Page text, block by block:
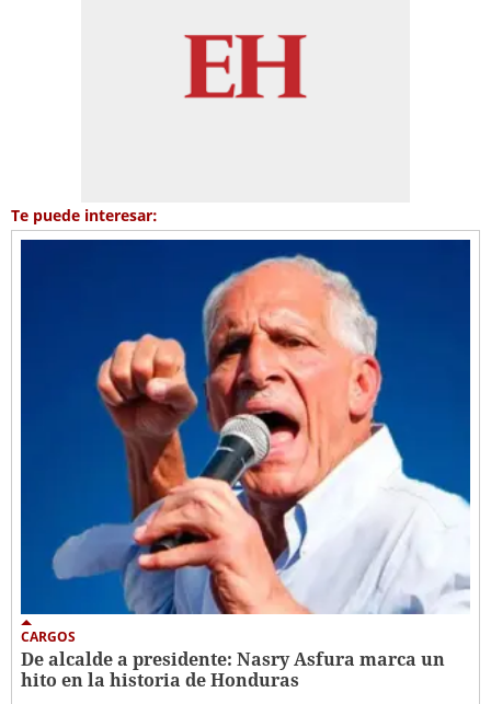
Te puede interesar:
CARGOS
De alcalde a presidente: Nasry Asfura marca un
hito en la historia de Honduras